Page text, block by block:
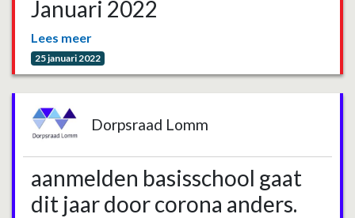
Januari 2022
Lees meer
25 januari 2022
Dorpsraad Lomm
aanmelden basisschool gaat
dit jaar door corona anders.